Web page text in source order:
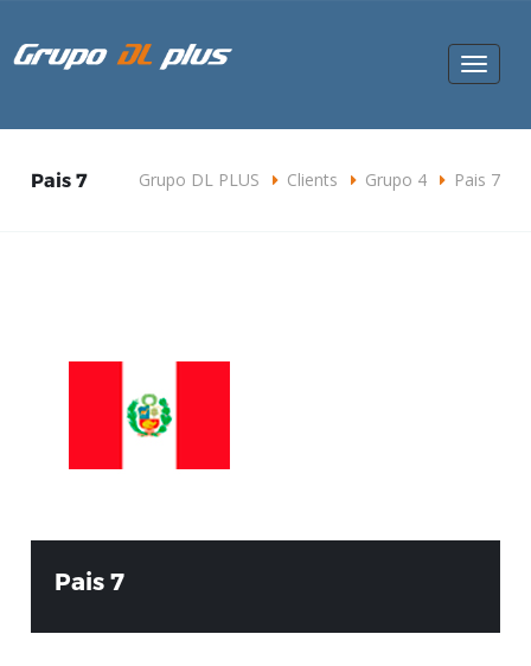
Toggle
Pais 7 Grupo DL PLUS Clients Grupo 4 Pais 7
Pais 7